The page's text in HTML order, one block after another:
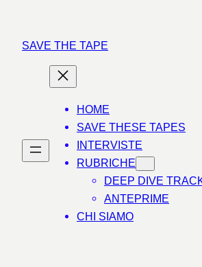
contenuto
SAVE THE TAPE
HOME
SAVE THESE TAPES
INTERVISTE
RUBRICHE
DEEP DIVE
ANTEPRIME
CHI SIAMO